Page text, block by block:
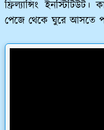
ফ্রিল্যান্সিং
পেজে থেকে ঘুরে আসতে